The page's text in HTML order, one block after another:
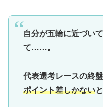
自分が五輪に近づい
て……。
代表選考レースの終
ポイント差しかない